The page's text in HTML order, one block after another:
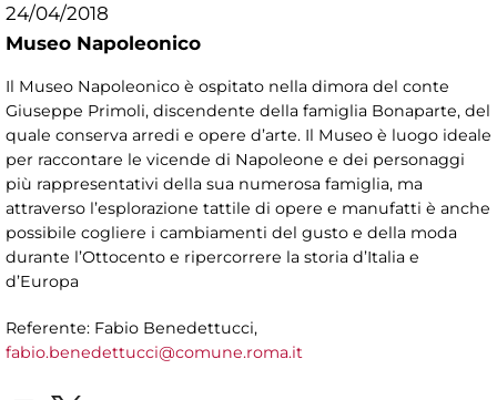
24/04/2018
Museo Napoleonico
Il Museo Napoleonico è ospitato nella dimora del conte
Giuseppe Primoli, discendente della famiglia Bonaparte, del
quale conserva arredi e opere d’arte. Il Museo è luogo ideale
per raccontare le vicende di Napoleone e dei personaggi
più rappresentativi della sua numerosa famiglia, ma
attraverso l’esplorazione tattile di opere e manufatti è anche
possibile cogliere i cambiamenti del gusto e della moda
durante l’Ottocento e ripercorrere la storia d’Italia e
d’Europa
Referente: Fabio Benedettucci,
fabio.benedettucci@comune.roma.it